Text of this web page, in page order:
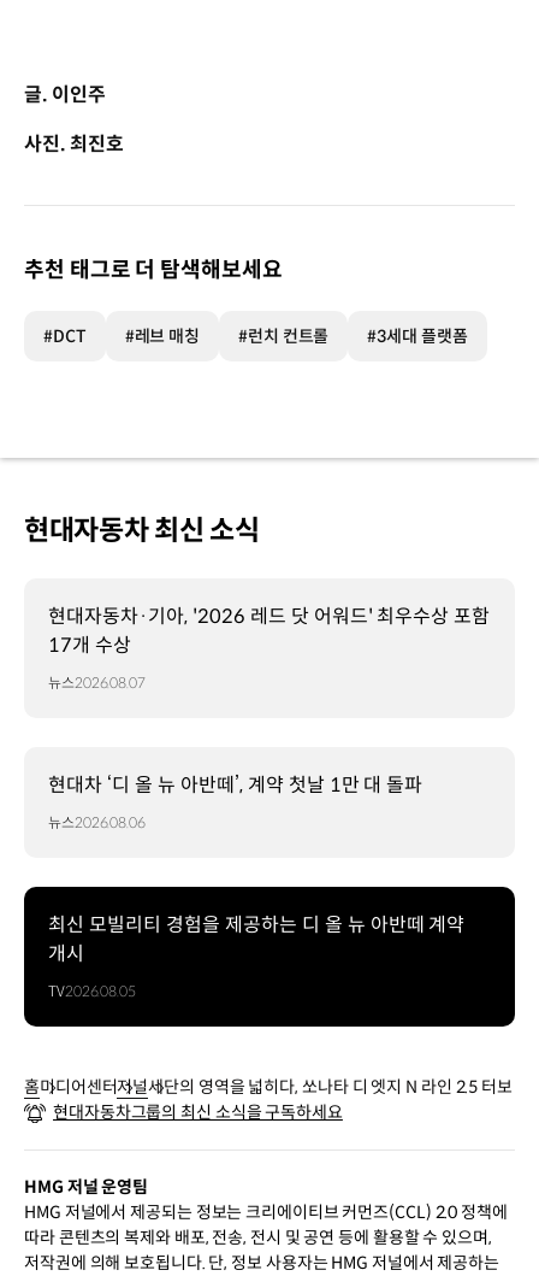
글. 이인주
사진. 최진호
추천 태그로 더 탐색해보세요
#DCT #레브 매칭 #런치 컨트롤 #3세대 플랫폼
현대자동차 최신 소식
현대자동차·기아, '2026 레드 닷 어워드' 최우수상 포함
17개 수상
뉴스2026.08.07
현대차 ‘디 올 뉴 아반떼’, 계약 첫날 1만 대 돌파
뉴스2026.08.06
최신 모빌리티 경험을 제공하는 디 올 뉴 아반떼 계약
개시
TV2026.08.05
홈미디어센터저널세단의 영역을 넓히다, 쏘나타 디 엣지 N 라인 2.5 터보
현대자동차그룹의 최신 소식을 구독하세요
HMG 저널 운영팀
HMG 저널에서 제공되는 정보는 크리에이티브 커먼즈(CCL) 2.0 정책에
따라 콘텐츠의 복제와 배포, 전송, 전시 및 공연 등에 활용할 수 있으며,
저작권에 의해 보호됩니다. 단, 정보 사용자는 HMG 저널에서 제공하는